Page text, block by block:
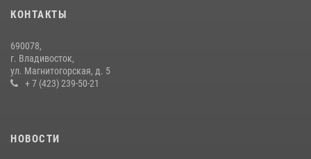
08 июля 2026, 07:52
действия постояльца гостиницы
16 июля 2026, 01:13
КОНТАКТЫ
690078,
г. Владивосток,
ул. Магнитогорская, д. 5
+ 7 (423) 239-50-21
НОВОСТИ